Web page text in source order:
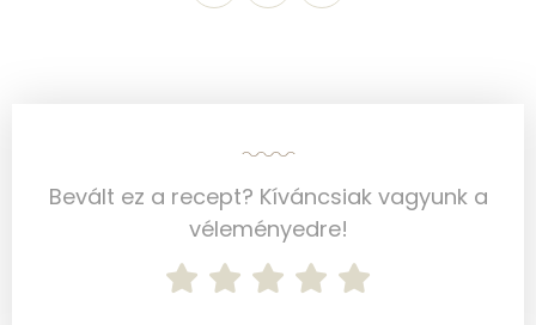
Összesen 70.4 g
Vitaminok
Bevált ez a recept? Kíváncsiak vagyunk a
véleményedre!